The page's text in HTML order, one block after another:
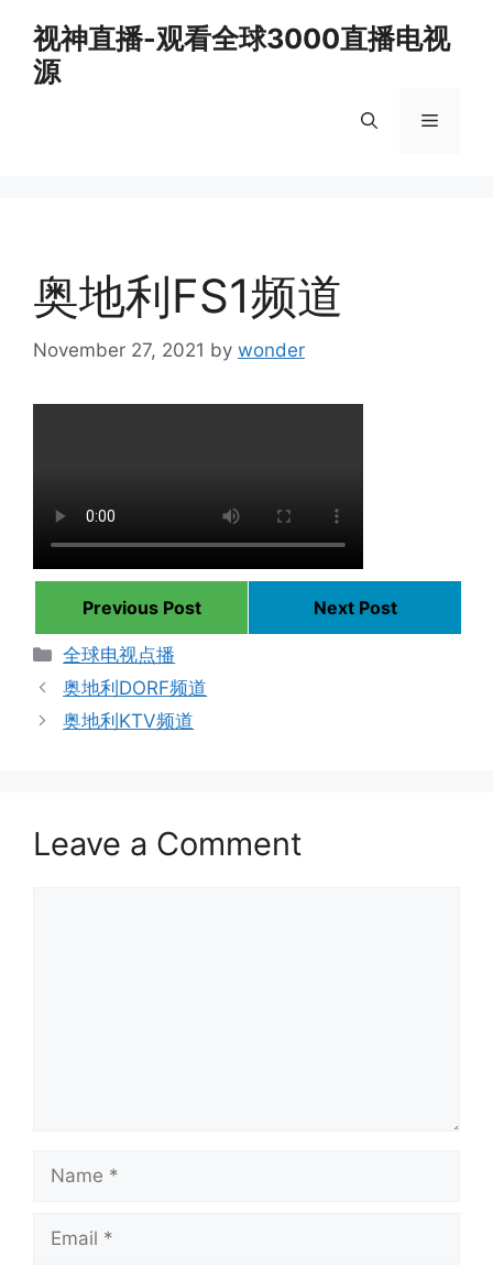
content
视神直播-观看全球3000直播电视
源
Menu
奥地利FS1频道
November 27, 2021 by wonder
Previous Post
Next Post
Categories
全球电视点播
奥地利DORF频道
奥地利KTV频道
Leave a Comment